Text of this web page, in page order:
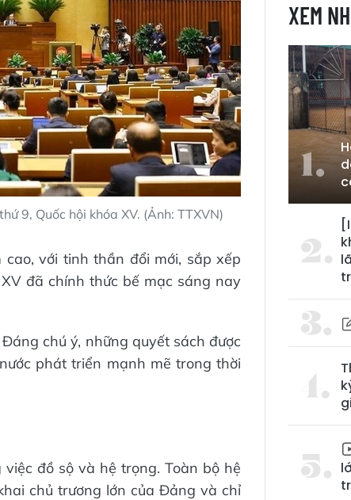
9, Quốc hội khóa XV. (Ảnh: TTXVN)
với tinh thần đổi mới, sắp xếp
đã chính thức bế mạc sáng nay
chú ý, những quyết sách được
phát triển mạnh mẽ trong thời
đồ sộ và hệ trọng. Toàn bộ hệ
chủ trương lớn của Đảng và chỉ
XEM